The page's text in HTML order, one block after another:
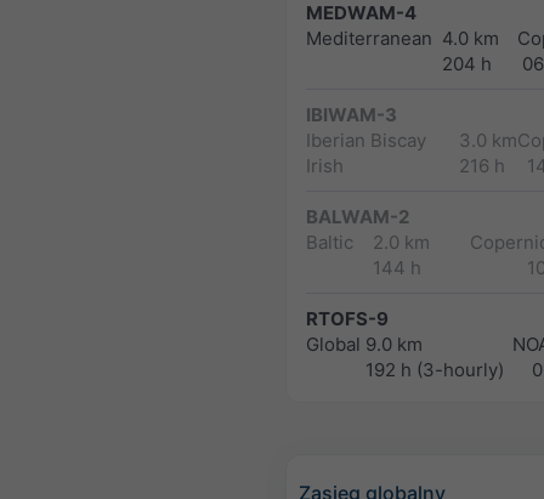
MEDWAM-4
Mediterranean 4.0 km
204 h
IBIWAM-3
Iberian Biscay
Irish
3.0 km
216 h
BALWAM-2
Baltic
2.0 km
144 h
RTOFS-9
Global 9.0 km
192 h (3-hourly)
Zasięg globalny